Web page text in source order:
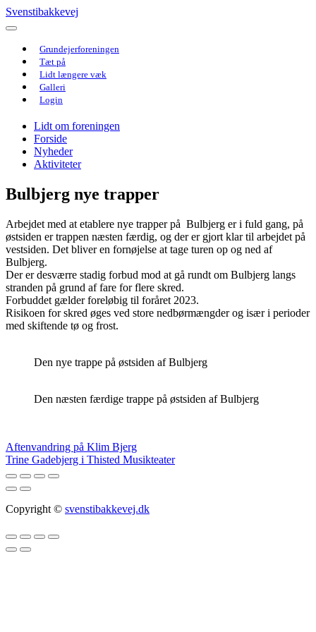
Svenstibakkevej
Grundejerforeningen
Tæt på
Lidt længere væk
Galleri
Login
Lidt om foreningen
Forside
Nyheder
Aktiviteter
Bulbjerg nye trapper
Arbejdet med at etablere nye trapper på Bulbjerg er i fuld gang, på
østsiden er trappen næsten færdig, og der er gjort klar til arbejdet på
vestsiden. Det bliver en fornøjelse at tage turen op og ned af
Bulbjerg.
Der er desværre stadig forbud mod at gå rundt om Bulbjerg langs
stranden på grund af fare for flere skred.
Forbuddet gælder foreløbig til foråret 2023.
Risikoen for skred øges ved store nedbørmængder og især i perioder
med skiftende tø og frost.
Den nye trappe på østsiden af Bulbjerg
Den næsten færdige trappe på østsiden af Bulbjerg
Indlægsnavigation
Aftenvandring på Klim Bjerg
Trine Gadebjerg i Thisted Musikteater
Copyright © svenstibakkevej.dk